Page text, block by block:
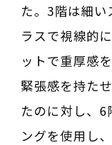
た。3階は細
ラスで視線的
ットで重厚感
緊張感を持た
たのに対し、6
ングを使用し